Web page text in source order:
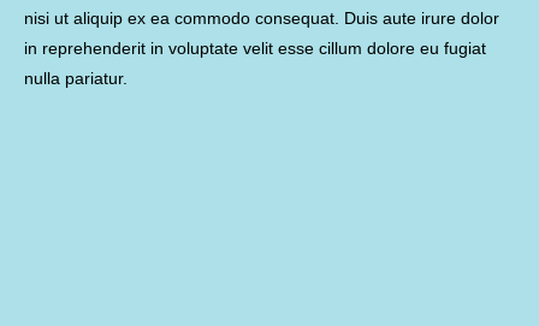
nisi ut aliquip ex ea commodo consequat. Duis aute irure dolor
in reprehenderit in voluptate velit esse cillum dolore eu fugiat
nulla pariatur.